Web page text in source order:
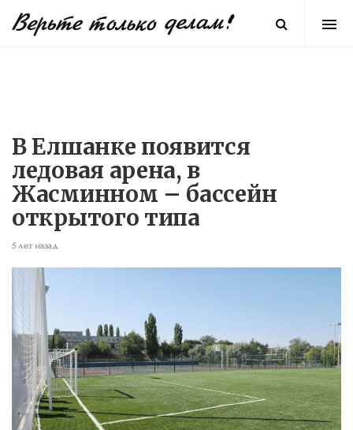
В Елшанке появится
ледовая арена, в
Жасминном – бассейн
открытого типа
5 лет назад